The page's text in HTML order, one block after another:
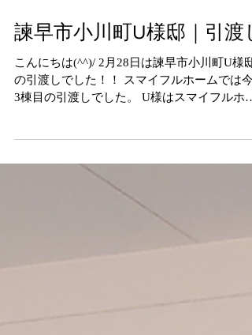
諫早市小川町U様邸｜引渡
こんにちは(^^)/ 2月28日は諫早市小川町U様邸
長がしました。 屋根工事や外壁工事などはお
主様がされました(＾◇＾)...